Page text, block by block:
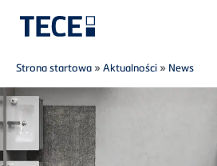
Skip to main content
Breadcrumb
Strona startowa »Aktualności » News